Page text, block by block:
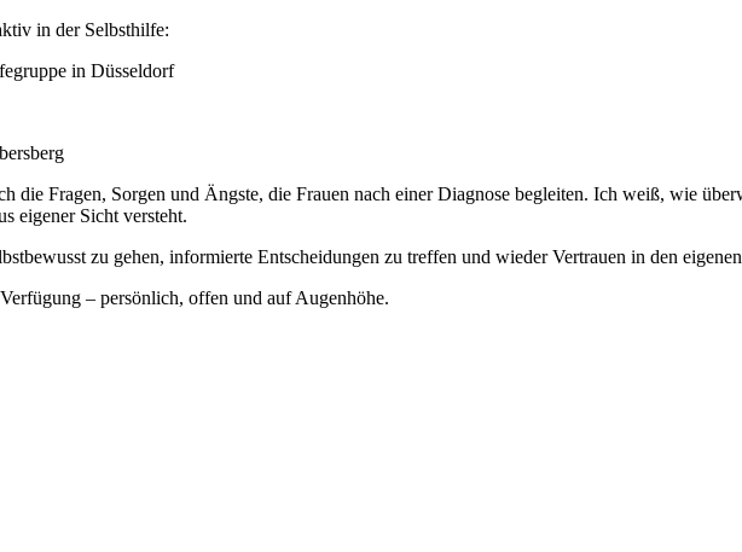
in der Selbsthilfe:
in Düsseldorf
die Fragen, Sorgen und Ängste, die Frauen nach einer Diagnose begleiten. Ich weiß, wie
eigener Sicht versteht.
zu gehen, informierte Entscheidungen zu treffen und wieder Vertrauen in den
– persönlich, offen und auf Augenhöhe.